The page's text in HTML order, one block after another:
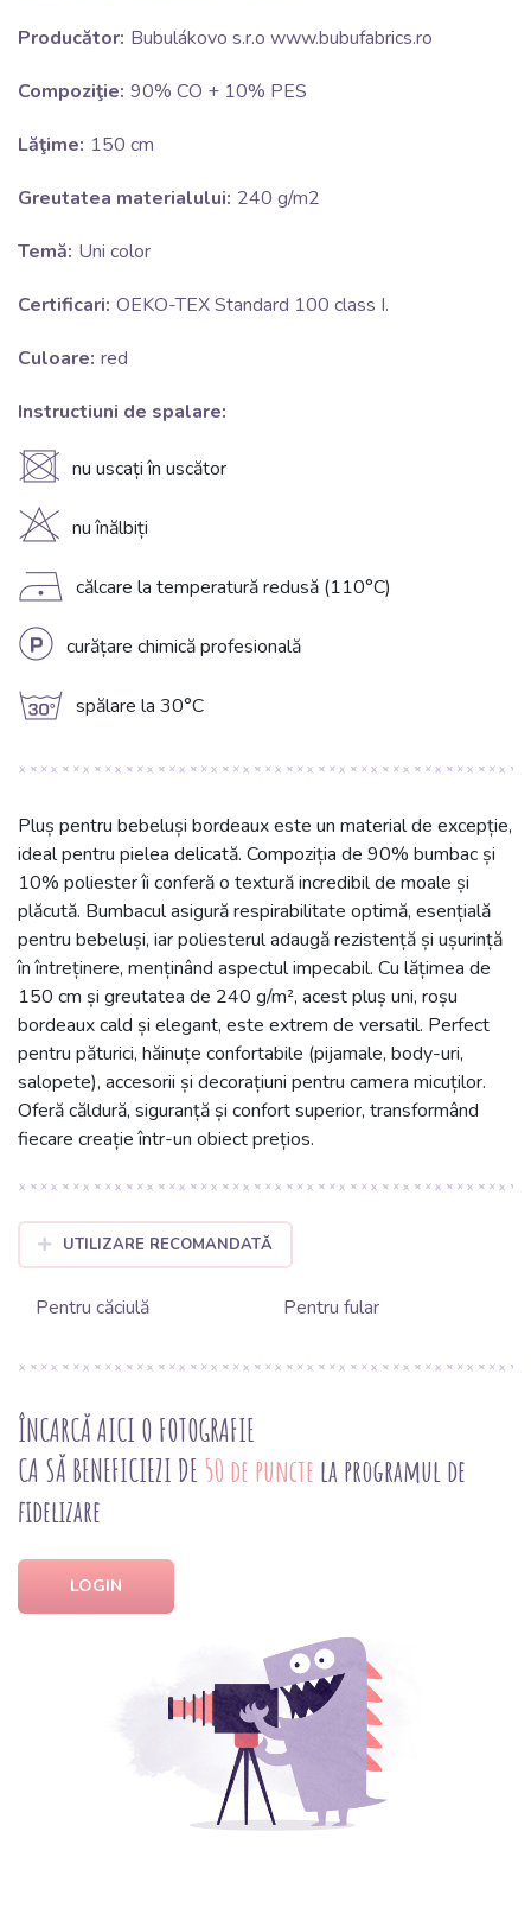
Producător: Bubulákovo s.r.o www.bubufabrics.ro
Compoziţie: 90% CO + 10% PES
Lăţime: 150 cm
Greutatea materialului: 240 g/m2
Temă: Uni color
Certificari: OEKO-TEX Standard 100 class I.
Culoare: red
Instructiuni de spalare:
U nu uscați în uscător
H nu înălbiți
D călcare la temperatură redusă (110°C)
L curățare chimică profesională
g spălare la 30°C
Pluș pentru bebeluși bordeaux este un material de excepție,
ideal pentru pielea delicată. Compoziția de 90% bumbac și
10% poliester îi conferă o textură incredibil de moale și
plăcută. Bumbacul asigură respirabilitate optimă, esențială
pentru bebeluși, iar poliesterul adaugă rezistență și ușurință
în întreținere, menținând aspectul impecabil. Cu lățimea de
150 cm și greutatea de 240 g/m², acest pluș uni, roșu
bordeaux cald și elegant, este extrem de versatil. Perfect
pentru păturici, hăinuțe confortabile (pijamale, body-uri,
salopete), accesorii și decorațiuni pentru camera micuților.
Oferă căldură, siguranță și confort superior, transformând
fiecare creație într-un obiect prețios.
UTILIZARE RECOMANDATĂ
Pentru căciulă Pentru fular
ÎNCARCĂ AICI O FOTOGRAFIE
CA SĂ BENEFICIEZI DE 50 de puncte la programul de
fidelizare
LOGIN